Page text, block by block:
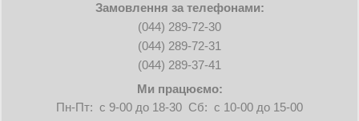
Замовлення за телефонами:
(044) 289-72-30
(044) 289-72-31
(044) 289-37-41
Ми працюємо:
Пн-Пт: с 9-00 до 18-30 Сб: с 10-00 до 15-00